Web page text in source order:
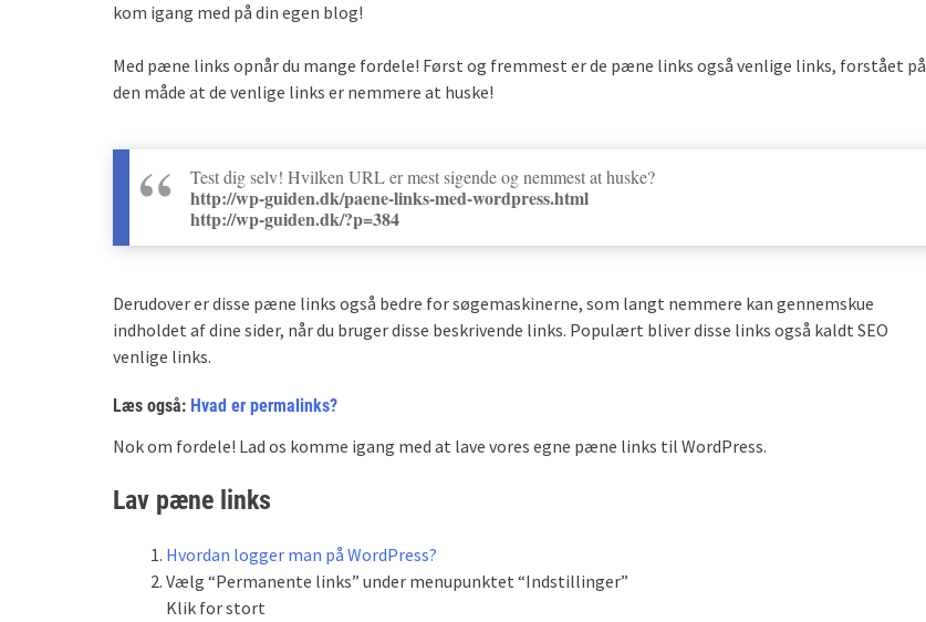
kom igang med på din egen blog!
Med pæne links opnår du mange fordele! Først og fremmest er de pæne links også venlige links, forstået på
den måde at de venlige links er nemmere at huske!
Test dig selv! Hvilken URL er mest sigende og nemmest at huske?
http://wp-guiden.dk/paene-links-med-wordpress.html
http://wp-guiden.dk/?p=384
Derudover er disse pæne links også bedre for søgemaskinerne, som langt nemmere kan gennemskue
indholdet af dine sider, når du bruger disse beskrivende links. Populært bliver disse links også kaldt SEO
venlige links.
Læs også: Hvad er permalinks?
Nok om fordele! Lad os komme igang med at lave vores egne pæne links til WordPress.
Lav pæne links
Hvordan logger man på WordPress?
Vælg “Permanente links” under menupunktet “Indstillinger”
Klik for stort